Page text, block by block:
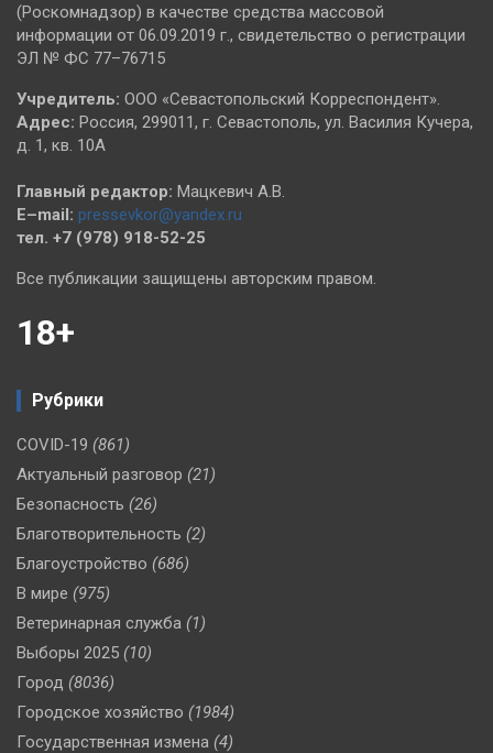
(Роскомнадзор) в качестве средства массовой
информации от 06.09.2019 г., свидетельство о регистрации
ЭЛ № ФС 77–76715
Учредитель: ООО «Севастопольский Корреспондент».
Адрес: Россия, 299011, г. Севастополь, ул. Василия Кучера,
д. 1, кв. 10А
Главный редактор: Мацкевич А.В.
E–mail: pressevkor@yandex.ru
тел. +7 (978) 918-52-25
Все публикации защищены авторским правом.
18+
Рубрики
COVID-19 (861)
Актуальный разговор (21)
Безопасность (26)
Благотворительность (2)
Благоустройство (686)
В мире (975)
Ветеринарная служба (1)
Выборы 2025 (10)
Город (8036)
Городское хозяйство (1984)
Государственная измена (4)